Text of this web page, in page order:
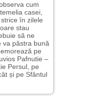
cum
casei,
în zilele
stau
să ne
va păstra bună
pe
Pafnutie –
Persul, pe
și pe Sfântul